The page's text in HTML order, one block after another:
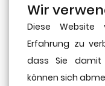
Ihre Nachricht
Wir
Diese Website
Erfahrung zu
dass Sie damit
können sich